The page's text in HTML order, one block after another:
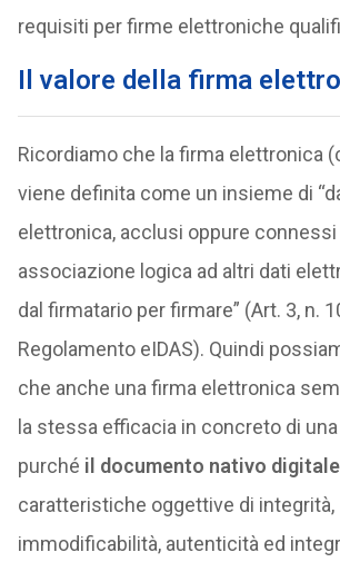
requisiti per firme elettroniche
Il valore della firma
Ricordiamo che la firma elettronica
viene definita come un insieme di
elettronica, acclusi oppure
associazione logica ad altri dati
dal firmatario per firmare” (Art. 3, n.
Regolamento eIDAS). Quindi
che anche una firma elettronica
la stessa efficacia in concreto di
purché il documento nativo digitale
caratteristiche oggettive di integrità,
immodificabilità, autenticità ed